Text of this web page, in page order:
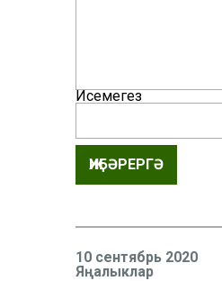
Исемегез
ҖИБӘРЕРГӘ
10 сентябрь 2020
Яңалыклар